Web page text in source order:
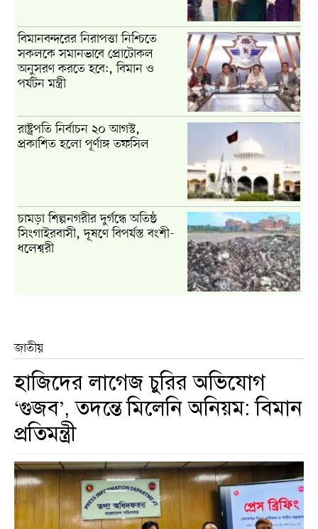
বিমানবন্দরের নিরাপত্তা নিশ্চিতে
সকলকে সমানভাবে প্রোটোকল
অনুসরণ করতে হবে:, বিমান ও
পর্যটন মন্ত্রী
রাষ্ট্রপতি নির্বাচন ২০ আগস্ট,
প্রকাশিত হলো পূর্ণাঙ্গ তফসিল
চামড়া শিল্পনগরীর দুর্গন্ধে অতিষ্ঠ
সিংগাইরবাসী, দূষণে বিপর্যস্ত বংশী-
ধলেশ্বরী